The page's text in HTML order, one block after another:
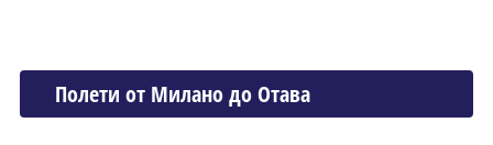
Полети от Миланo до Отава